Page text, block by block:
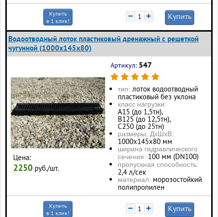
Купить
в 1 клик!
− + Купить
Водоотводный лоток пластиковый дренажный с решеткой
чугунной (1000x145x80)
Цена:
2250 руб./шт.
Артикул: 547
тип: лоток водоотводный
пластиковый без уклона
класс нагрузки:
А15 (до 1,5тн),
В125 (до 12,5тн),
С250 (до 25тн)
размеры, ДхШхВ:
1000х145х80 мм
ширина гидравлического
сечения: 100 мм (DN100)
пропускная способность:
2,4 л/сек
материал: морозостойкий
полипропилен
Купить
в 1 клик!
− + Купить